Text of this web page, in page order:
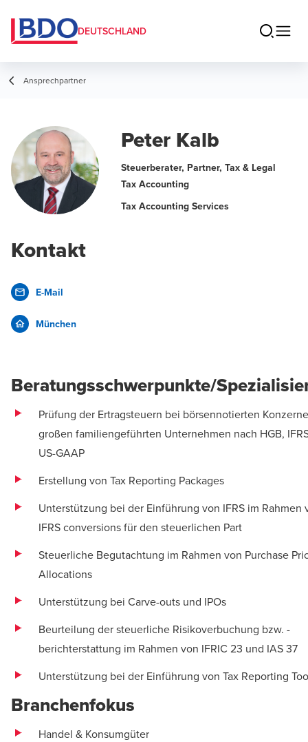
DEUTSCHLAND
Ansprechpartner
Peter Kalb
Steuerberater, Partner, Tax & Legal
Tax Accounting
Tax Accounting Services
Kontakt
E-Mail
München
Beratungsschwerpunkte/
Prüfung der Ertragsteuern bei börsennotierten
großen familiengeführten Unternehmen nach HGB,
US-GAAP
Erstellung von Tax Reporting Packages
Unterstützung bei der Einführung von IFRS im Rahmen
IFRS conversions für den steuerlichen Part
Steuerliche Begutachtung im Rahmen von Purchase
Allocations
Unterstützung bei Carve-outs und IPOs
Beurteilung der steuerliche Risikoverbuchung bzw. -
berichterstattung im Rahmen von IFRIC 23 und IAS 37
Unterstützung bei der Einführung von Tax Reporting
Branchenfokus
Handel & Konsumgüter